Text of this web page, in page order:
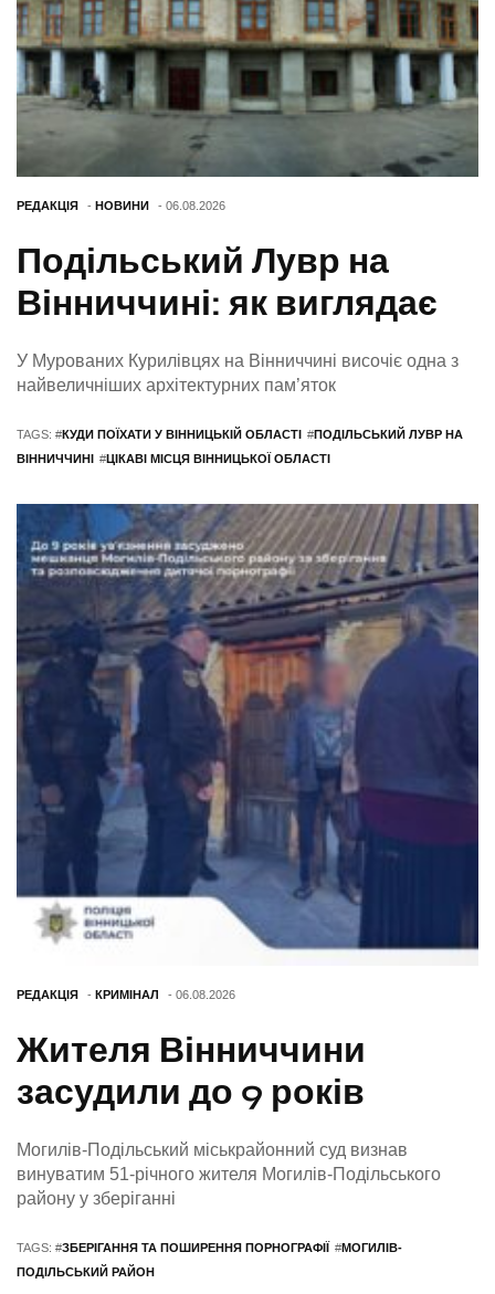
РЕДАКЦІЯ - НОВИНИ - 06.08.2026
Подільський Лувр на
Вінниччині: як виглядає
У Мурованих Курилівцях на Вінниччині височіє одна з
найвеличніших архітектурних пам’яток
TAGS: #КУДИ ПОЇХАТИ У ВІННИЦЬКІЙ ОБЛАСТІ #ПОДІЛЬСЬКИЙ ЛУВР НА
ВІННИЧЧИНІ #ЦІКАВІ МІСЦЯ ВІННИЦЬКОЇ ОБЛАСТІ
РЕДАКЦІЯ - КРИМІНАЛ - 06.08.2026
Жителя Вінниччини
засудили до 9 років
Могилів-Подільський міськрайонний суд визнав
винуватим 51-річного жителя Могилів-Подільського
району у зберіганні
TAGS: #ЗБЕРІГАННЯ ТА ПОШИРЕННЯ ПОРНОГРАФІЇ #МОГИЛІВ-
ПОДІЛЬСЬКИЙ РАЙОН